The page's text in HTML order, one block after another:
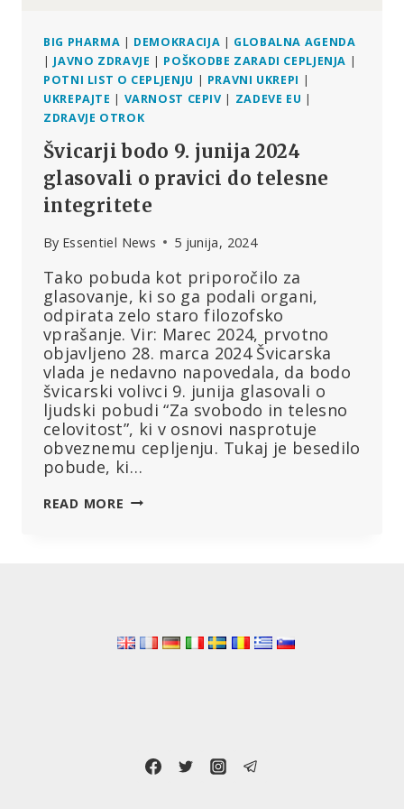
BIG PHARMA | DEMOKRACIJA | GLOBALNA AGENDA
| JAVNO ZDRAVJE | POŠKODBE ZARADI CEPLJENJA |
POTNI LIST O CEPLJENJU | PRAVNI UKREPI |
UKREPAJTE | VARNOST CEPIV | ZADEVE EU |
ZDRAVJE OTROK
Švicarji bodo 9. junija 2024
glasovali o pravici do telesne
integritete
By Essentiel News 5 junija, 2024
Tako pobuda kot priporočilo za
glasovanje, ki so ga podali organi,
odpirata zelo staro filozofsko
vprašanje. Vir: Marec 2024, prvotno
objavljeno 28. marca 2024 Švicarska
vlada je nedavno napovedala, da bodo
švicarski volivci 9. junija glasovali o
ljudski pobudi “Za svobodo in telesno
celovitost”, ki v osnovi nasprotuje
obveznemu cepljenju. Tukaj je besedilo
pobude, ki…
READ MORE ŠVICARJI
PRAVICI
DO